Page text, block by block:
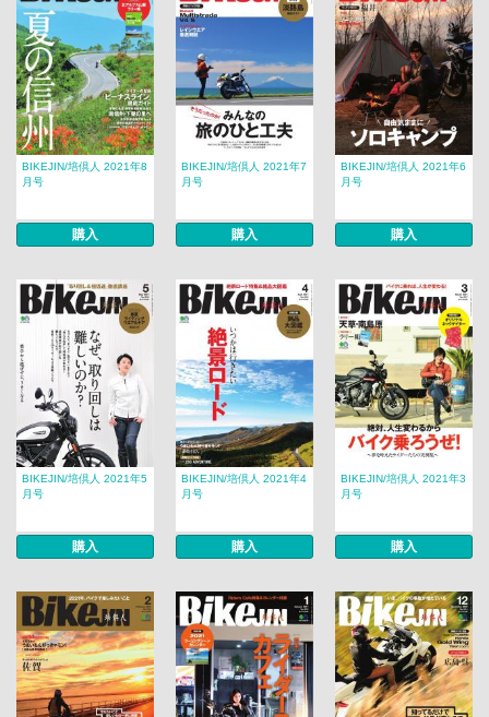
BIKEJIN/培倶人 2021年8
月号
購入
BIKEJIN/培倶人 2021年7
月号
購入
BIKEJIN/培倶人 2021年6
月号
購入
BIKEJIN/培倶人 2021年5
月号
購入
BIKEJIN/培倶人 2021年4
月号
購入
BIKEJIN/培倶人 2021年3
月号
購入